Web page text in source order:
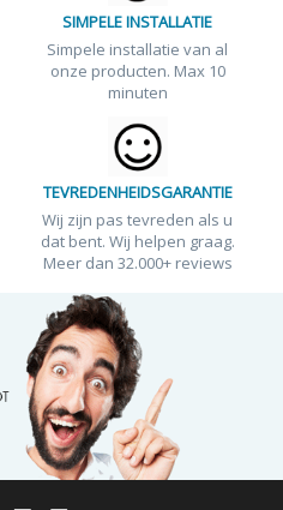
SIMPELE INSTALLATIE
Simpele installatie van al
onze producten. Max 10
minuten
TEVREDENHEIDSGARANTIE
Wij zijn pas tevreden als u
dat bent. Wij helpen graag.
Meer dan 32.000+ reviews